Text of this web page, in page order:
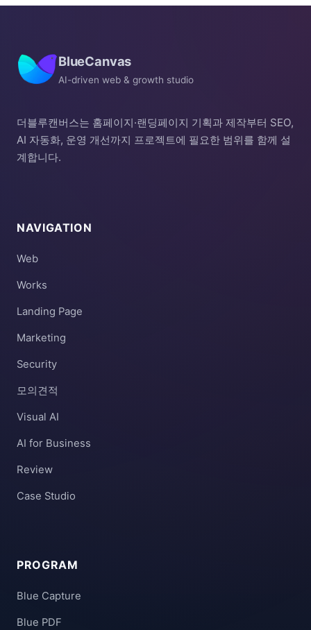
BlueCanvas
AI-driven web & growth studio
더블루캔버스는 홈페이지·랜딩페이지 기획과 제작부터 SEO,
AI 자동화, 운영 개선까지 프로젝트에 필요한 범위를 함께 설
계합니다.
NAVIGATION
Web
Works
Landing Page
Marketing
Security
모의견적
Visual AI
AI for Business
Review
Case Studio
PROGRAM
Blue Capture
Blue PDF